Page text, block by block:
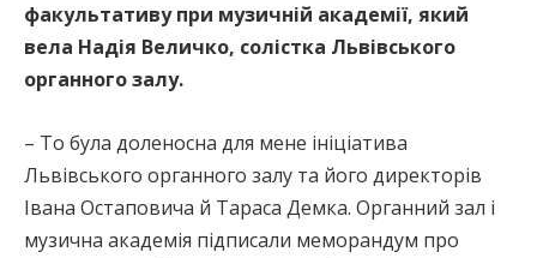
факультативу при музичній академії, який
вела Надія Величко, солістка Львівського
органного залу.
– То була доленосна для мене ініціатива
Львівського органного залу та його директорів
Івана Остаповича й Тараса Демка. Органний зал і
музична академія підписали меморандум про